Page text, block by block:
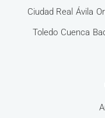
Ciudad Real Ávila
Toledo Cuenca